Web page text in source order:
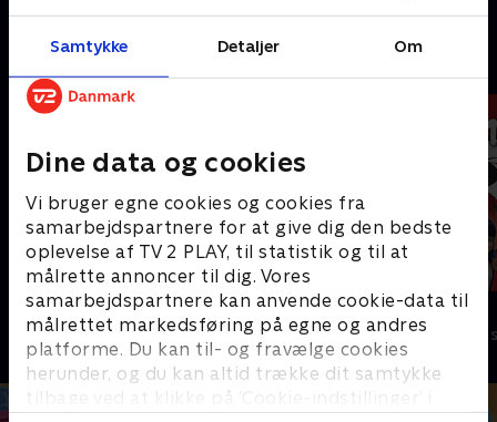
Samtykke Detaljer Om
Dine data og cookies
Vi bruger egne cookies og cookies fra
samarbejdspartnere for at give dig den bedste
oplevelse af TV 2 PLAY, til statistik og til at
målrette annoncer til dig. Vores
samarbejdspartnere kan anvende cookie-data til
målrettet markedsføring på egne og andres
platforme. Du kan til- og fravælge cookies
herunder, og du kan altid trække dit samtykke
tilbage ved at klikke på ’Cookie-indstillinger’ i
Andre så også
Mysticons
Børneserier • 1 sæsoner
Miraculous
Børneserier • 3